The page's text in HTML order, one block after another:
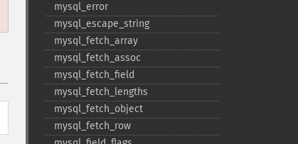
mysql_​error
mysql_​escape_​string
mysql_​fetch_​array
mysql_​fetch_​assoc
mysql_​fetch_​field
mysql_​fetch_​lengths
mysql_​fetch_​object
mysql_​fetch_​row